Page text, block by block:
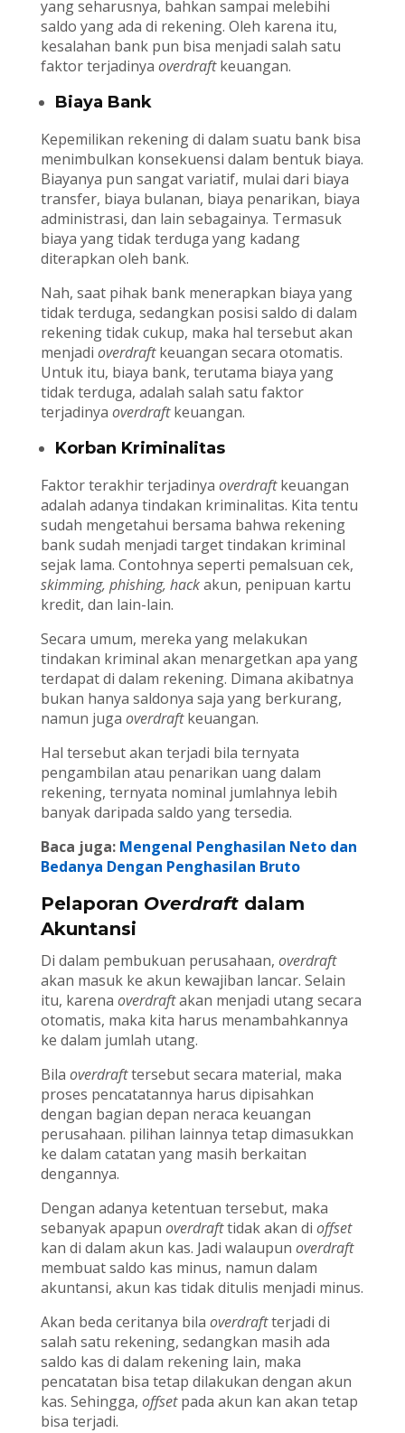
yang seharusnya, bahkan sampai melebihi
saldo yang ada di rekening. Oleh karena itu,
kesalahan bank pun bisa menjadi salah satu
faktor terjadinya overdraftkeuangan.
Biaya Bank
Kepemilikan rekening di dalam suatu bank bisa
menimbulkan konsekuensi dalam bentuk biaya.
Biayanya pun sangat variatif, mulai dari biaya
transfer, biaya bulanan, biaya penarikan, biaya
administrasi, dan lain sebagainya. Termasuk
biaya yang tidak terduga yang kadang
diterapkan oleh bank.
Nah, saat pihak bank menerapkan biaya yang
tidak terduga, sedangkan posisi saldo di dalam
rekening tidak cukup, maka hal tersebut akan
menjadi overdraftkeuangan secara otomatis.
Untuk itu, biaya bank, terutama biaya yang
tidak terduga, adalah salah satu faktor
terjadinya overdraftkeuangan.
Korban Kriminalitas
Faktor terakhir terjadinya overdraftkeuangan
adalah adanya tindakan kriminalitas. Kita tentu
sudah mengetahui bersama bahwa rekening
bank sudah menjadi target tindakan kriminal
sejak lama. Contohnya seperti pemalsuan cek,
skimming, phishing, hackakun, penipuan kartu
kredit, dan lain-lain.
Secara umum, mereka yang melakukan
tindakan kriminal akan menargetkan apa yang
terdapat di dalam rekening. Dimana akibatnya
bukan hanya saldonya saja yang berkurang,
namun juga overdraftkeuangan.
Hal tersebut akan terjadi bila ternyata
pengambilan atau penarikan uang dalam
rekening, ternyata nominal jumlahnya lebih
banyak daripada saldo yang tersedia.
Baca juga: Mengenal Penghasilan Neto dan
Bedanya Dengan Penghasilan Bruto
Pelaporan Overdraftdalam
Akuntansi
Di dalam pembukuan perusahaan, overdraft
akan masuk ke akun kewajiban lancar. Selain
itu, karena overdraftakan menjadi utang secara
otomatis, maka kita harus menambahkannya
ke dalam jumlah utang.
Bila overdrafttersebut secara material, maka
proses pencatatannya harus dipisahkan
dengan bagian depan neraca keuangan
perusahaan. pilihan lainnya tetap dimasukkan
ke dalam catatan yang masih berkaitan
dengannya.
Dengan adanya ketentuan tersebut, maka
sebanyak apapun overdrafttidak akan di offset
kan di dalam akun kas. Jadi walaupun overdraft
membuat saldo kas minus, namun dalam
akuntansi, akun kas tidak ditulis menjadi minus.
Akan beda ceritanya bila overdraftterjadi di
salah satu rekening, sedangkan masih ada
saldo kas di dalam rekening lain, maka
pencatatan bisa tetap dilakukan dengan akun
kas. Sehingga, offsetpada akun kan akan tetap
bisa terjadi.